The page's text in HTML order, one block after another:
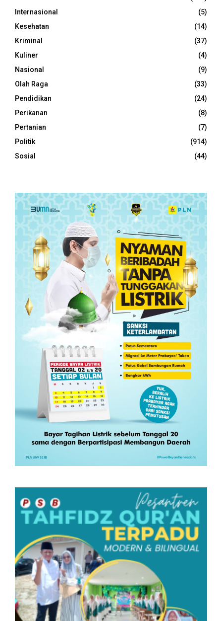
Internasional
(5)
Kesehatan
(14)
Kriminal
(37)
Kuliner
(4)
Nasional
(9)
Olah Raga
(33)
Pendidikan
(24)
Perikanan
(8)
Pertanian
(7)
Politik
(914)
Sosial
(44)